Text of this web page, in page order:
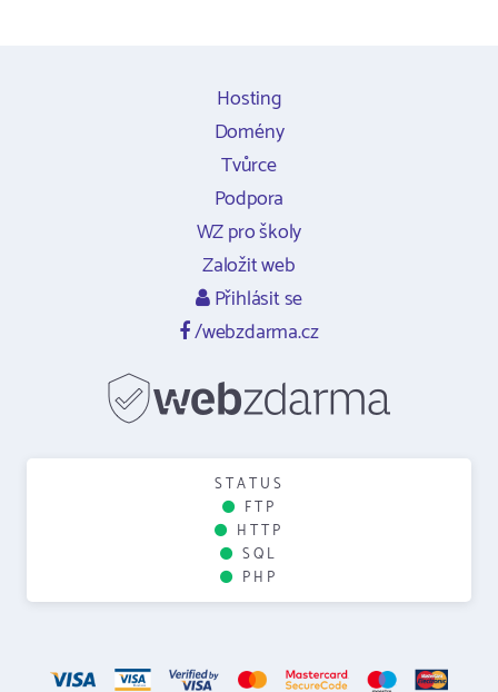
Hosting
Domény
Tvůrce
Podpora
WZ pro školy
Založit web
Přihlásit se
/webzdarma.cz
STATUS
FTP
HTTP
SQL
PHP